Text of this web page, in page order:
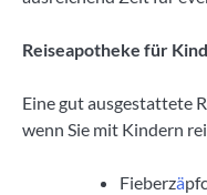
Reiseapotheke für
Eine gut ausgestattete
wenn Sie mit Kindern
Fieberzä